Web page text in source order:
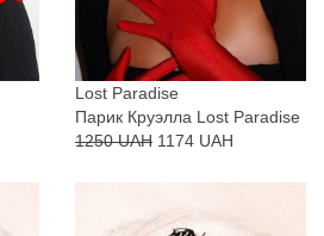
Lost Paradise
Парик Круэлла Lost Paradise
1250 UAH 1174 UAH